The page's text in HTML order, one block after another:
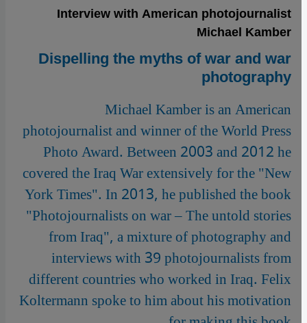
Interview with American photojournalist
Michael Kamber
Dispelling the myths of war and war
photography
Michael Kamber is an American
photojournalist and winner of the World Press
Photo Award. Between 2003 and 2012 he
covered the Iraq War extensively for the "New
York Times". In 2013, he published the book
"Photojournalists on war – The untold stories
from Iraq", a mixture of photography and
interviews with 39 photojournalists from
different countries who worked in Iraq. Felix
Koltermann spoke to him about his motivation